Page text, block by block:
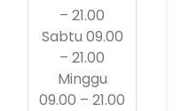
– 21.00
Sabtu 09.00
– 21.00
Minggu
09.00 – 21.00